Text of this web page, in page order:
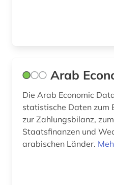
fischerei (1)
forschungsdaten (8)
Arab
Die Arab Economic
statistische Daten zum
zur Zahlungsbilanz,
Staatsfinanzen und
arabischen Länder.